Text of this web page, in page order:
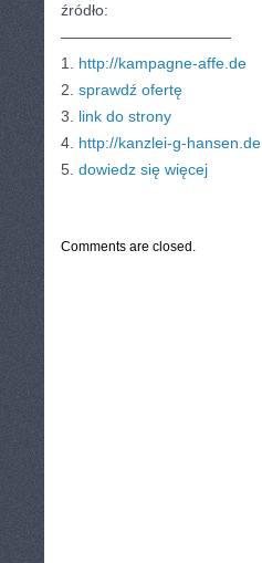
źródło:
———————————
1. http://kampagne-affe.de
2. sprawdź ofertę
3. link do strony
4. http://kanzlei-g-hansen.de
5. dowiedz się więcej
Comments are closed.